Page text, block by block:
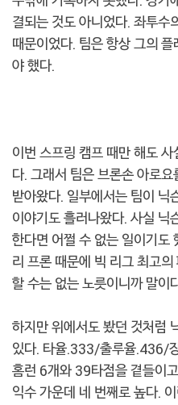
결되는 것도 아니었다. 좌투수
때문이었다. 팀은 항상 그의
야 했다.
이번 스프링 캠프 때만 해도
다. 그래서 팀은 브론손 아로
받아왔다. 일부에서는 팀이 닉
이야기도 흘러나왔다. 사실 닉
한다면 어쩔 수 없는 일이기도
리 프론 때문에 빅 리그 최고
할 수는 없는 노릇이니까 말이
하지만 위에서도 봤던 것처럼
있다. 타율.333/출루율.436/
홈런 6개와 39타점을 곁들이
익수 가운데 네 번째로 높다.